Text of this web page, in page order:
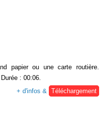
papier ou une carte routière.
. Durée : 00:06.
+ d'infos &
Téléchargement